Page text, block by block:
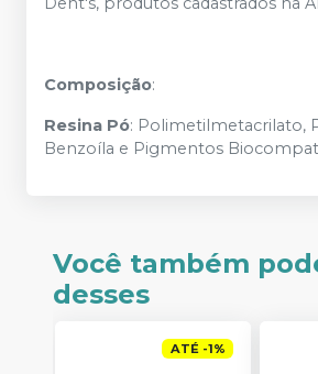
Composição:
Resina Pó: Polimetilmetacrilato,
Benzoíla e Pigmentos
Você também
desses
ATÉ -1%